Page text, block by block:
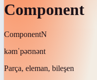
Component
ComponentN
kəmˈpəʊnənt
Parça, eleman, bileşen